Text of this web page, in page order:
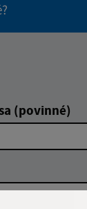
(povinné)